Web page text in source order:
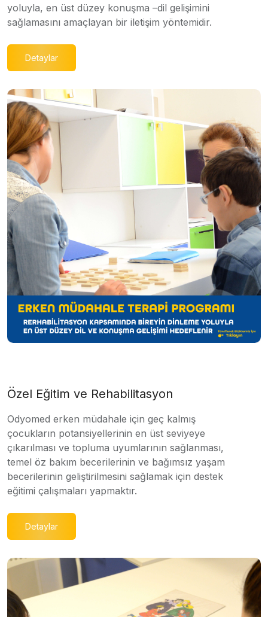
yoluyla, en üst düzey konuşma –dil gelişimini
sağlamasını amaçlayan bir iletişim yöntemidir.
Detaylar
Özel Eğitim ve Rehabilitasyon
Odyomed erken müdahale için geç kalmış
çocukların potansiyellerinin en üst seviyeye
çıkarılması ve topluma uyumlarının sağlanması,
temel öz bakım becerilerinin ve bağımsız yaşam
becerilerinin geliştirilmesini sağlamak için destek
eğitimi çalışmaları yapmaktır.
Detaylar